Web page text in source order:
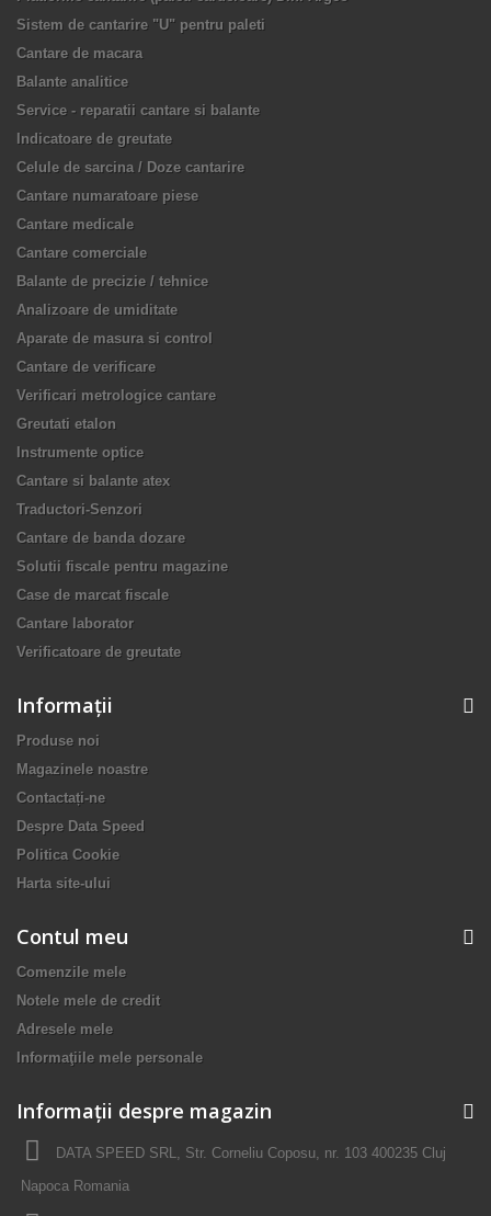
Sistem de cantarire "U" pentru paleti
Cantare de macara
Balante analitice
Service - reparatii cantare si balante
Indicatoare de greutate
Celule de sarcina / Doze cantarire
Cantare numaratoare piese
Cantare medicale
Cantare comerciale
Balante de precizie / tehnice
Analizoare de umiditate
Aparate de masura si control
Cantare de verificare
Verificari metrologice cantare
Greutati etalon
Instrumente optice
Cantare si balante atex
Traductori-Senzori
Cantare de banda dozare
Solutii fiscale pentru magazine
Case de marcat fiscale
Cantare laborator
Verificatoare de greutate
Informaţii
Produse noi
Magazinele noastre
Contactați-ne
Despre Data Speed
Politica Cookie
Harta site-ului
Contul meu
Comenzile mele
Notele mele de credit
Adresele mele
Informaţiile mele personale
Informații despre magazin
DATA SPEED SRL, Str. Corneliu Coposu, nr. 103 400235 Cluj
Napoca Romania